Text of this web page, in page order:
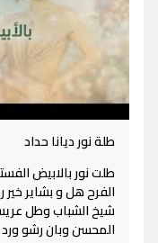
طلة نور ديانا حداد
طلت نور بالابيض
الفرح هل و بشاير
شيخ الشباب وطل
المحسن وبان رشو